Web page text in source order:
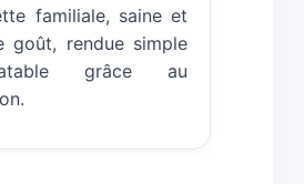
familiale, saine et
goût, rendue simple
grâce au